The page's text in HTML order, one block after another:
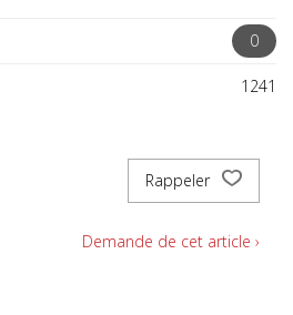
0
1241
Rappeler
Demande de cet article ›